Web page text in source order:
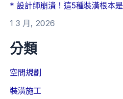
* 設計師崩潰！這5種裝潢根本
1 3 月, 2026
分類
空間規劃
裝潢施工